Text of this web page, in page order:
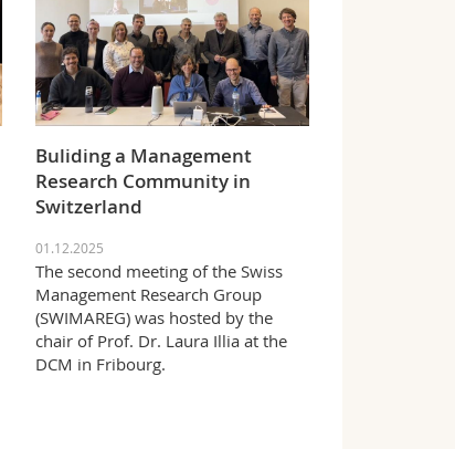
Buliding a Management
Research Community in
Switzerland
01.12.2025
The second meeting of the Swiss
Management Research Group
(SWIMAREG) was hosted by the
chair of Prof. Dr. Laura Illia at the
DCM in Fribourg.